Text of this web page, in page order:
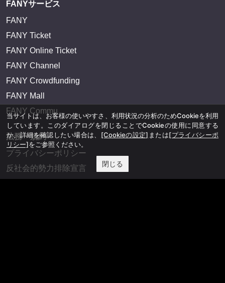
FANYサービス
FANY
FANY Ticket
FANY Online Ticket
FANY Channel
FANY Crowdfunding
FANY Mall
FANY Commu
法務・規約
プライバシーポリシー
反社会的勢力排除宣言
当サイトは、お客様の使いやすさ、利用状況の分析のためCookieを利用
しています。このダイアログを閉じることでCookieの使用に同意する
か、詳細を確認したい場合は、 [Cookieの設定] または[プライバシーポ
リシー]をご参照ください。
閉じる